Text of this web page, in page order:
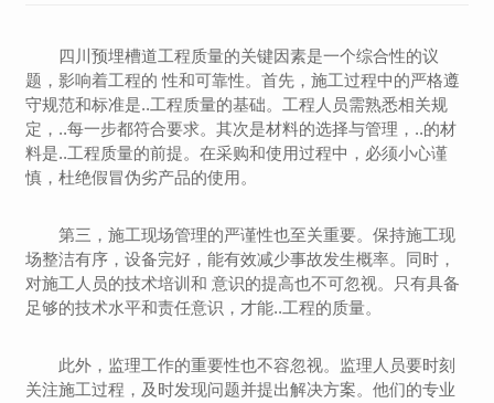
四川预埋槽道工程质量的关键因素是一个综合性的议
题，影响着工程的 性和可靠性。首先，施工过程中的严格遵
守规范和标准是..工程质量的基础。工程人员需熟悉相关规
定，..每一步都符合要求。其次是材料的选择与管理，..的材
料是..工程质量的前提。在采购和使用过程中，必须小心谨
慎，杜绝假冒伪劣产品的使用。
第三，施工现场管理的严谨性也至关重要。保持施工现
场整洁有序，设备完好，能有效减少事故发生概率。同时，
对施工人员的技术培训和 意识的提高也不可忽视。只有具备
足够的技术水平和责任意识，才能..工程的质量。
此外，监理工作的重要性也不容忽视。监理人员要时刻
关注施工过程，及时发现问题并提出解决方案。他们的专业